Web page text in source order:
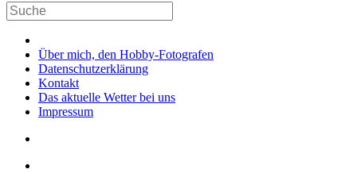
Über mich, den Hobby-Fotografen
Datenschutzerklärung
Kontakt
Das aktuelle Wetter bei uns
Impressum